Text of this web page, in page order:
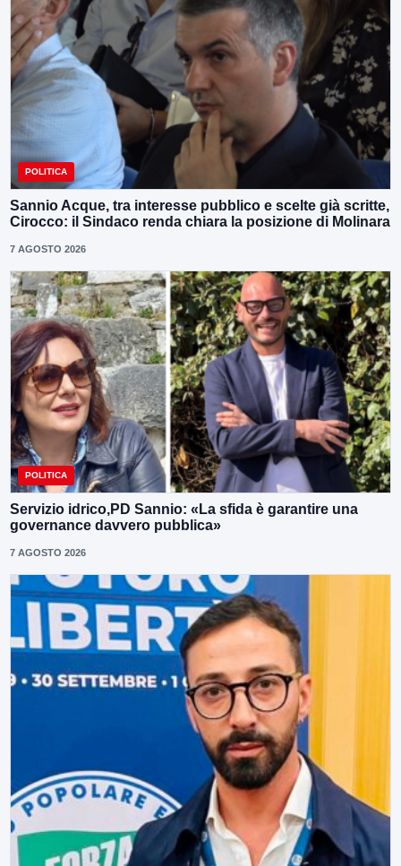
POLITICA
Sannio Acque, tra interesse pubblico e scelte già scritte,
Cirocco: il Sindaco renda chiara la posizione di Molinara
7 AGOSTO 2026
POLITICA
Servizio idrico,PD Sannio: «La sfida è garantire una
governance davvero pubblica»
7 AGOSTO 2026